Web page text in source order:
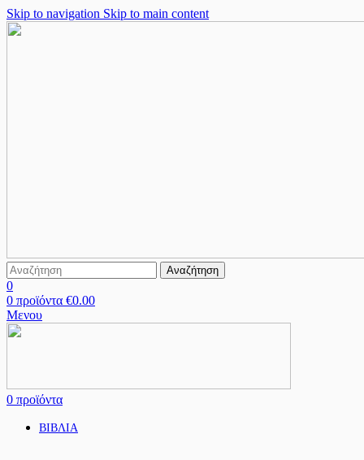
Skip to navigation Skip to main content
Αναζήτηση
0
0 προϊόντα €0.00
Μενου
0 προϊόντα
ΒΙΒΛΙΑ